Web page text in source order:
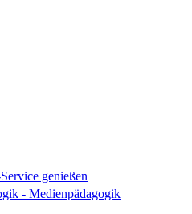
genießen
- Medienpädagogik